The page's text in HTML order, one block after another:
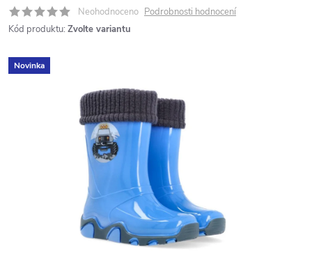
Neohodnoceno Podrobnosti hodnocení
Kód produktu: Zvolte variantu
Novinka